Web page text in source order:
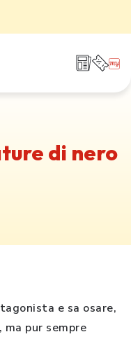
di nero
e sa osare,
pur sempre